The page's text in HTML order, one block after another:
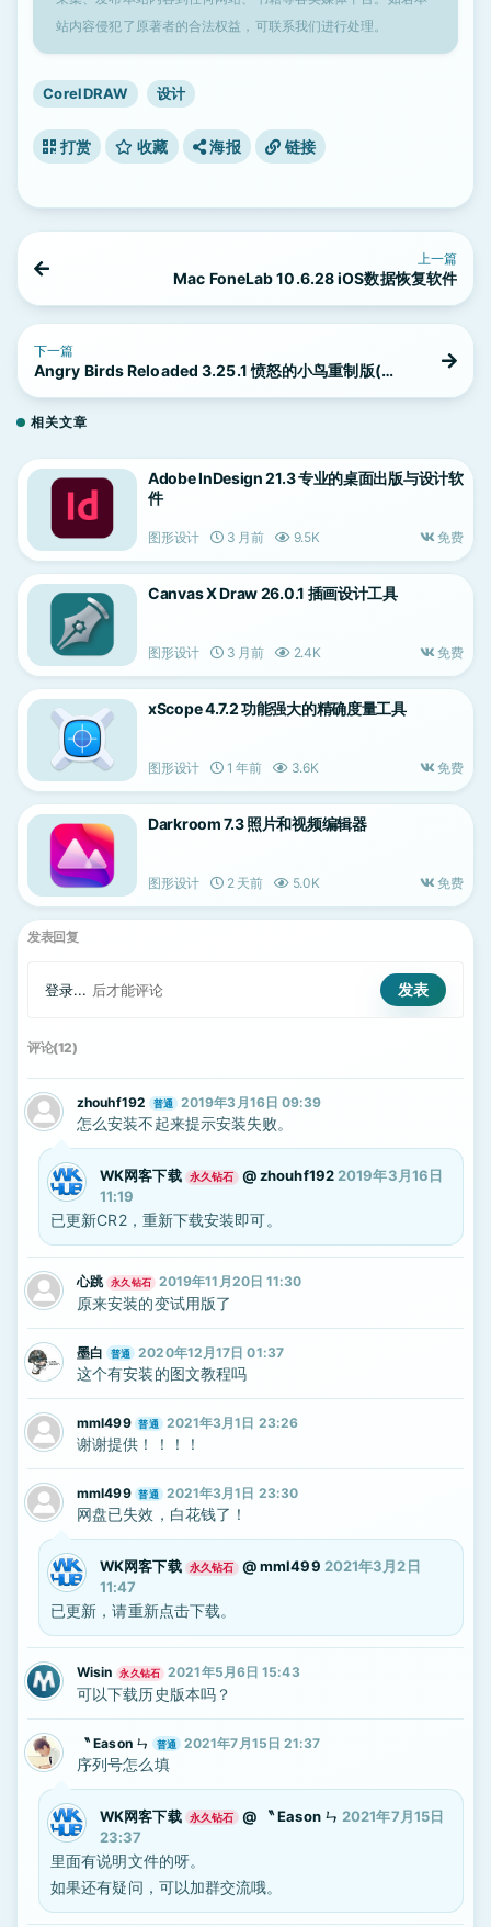
站内容侵犯了原著者的合法权益，可联系我们进行处理。
CorelDRAW 设计
打赏 收藏 海报 链接
上一篇
Mac FoneLab 10.6.28 iOS数据恢复软件
下一篇
Angry Birds Reloaded 3.25.1 愤怒的小鸟重制版(中
相关文章
Adobe InDesign 21.3 专业的桌面出版与设计软
件
图形设计 3 月前 9.5K 免费
Canvas X Draw 26.0.1 插画设计工具
图形设计 3 月前 2.4K 免费
xScope 4.7.2 功能强大的精确度量工具
图形设计 1 年前 3.6K 免费
Darkroom 7.3 照片和视频编辑器
图形设计 2 天前 5.0K 免费
发表回复
登录... 后才能评论
评论(12)
zhouhf192 普通 2019年3月16日 09:39
怎么安装不起来提示安装失败。
WK网客下载 永久钻石 @zhouhf1922019年3月16日
11:19
已更新CR2，重新下载安装即可。
心跳 永久钻石 2019年11月20日 11:30
原来安装的变试用版了
墨白 普通 2020年12月17日 01:37
这个有安装的图文教程吗
mml499 普通 2021年3月1日 23:26
谢谢提供！！！！
mml499 普通 2021年3月1日 23:30
网盘已失效，白花钱了！
WK网客下载 永久钻石 @mml499 2021年3月2日
11:47
已更新，请重新点击下载。
Wisin 永久钻石 2021年5月6日 15:43
可以下载历史版本吗？
〝 Eason ㄣ 普通 2021年7月15日 21:37
序列号怎么填
WK网客下载 永久钻石 @ 〝 Eason ㄣ 2021年7月15日
23:37
里面有说明文件的呀。
如果还有疑问，可以加群交流哦。